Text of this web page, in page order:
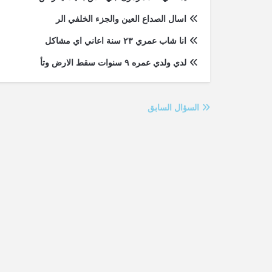
اسال الصداع العين والجزء الخلفي الر
انا شاب عمري ٢٣ سنة اعاني اي مشاكل
لدي ولدي عمره ٩ سنوات سقط الارض وتأ
السؤال السابق